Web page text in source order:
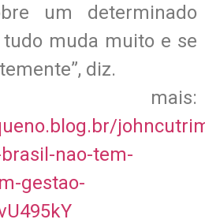
um determinado
muda muito e se
diz.
mais:
nao-tem-
gestao-